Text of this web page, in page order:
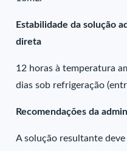
Estabilidade da solução
direta
12 horas à temperatura
dias sob refrigeração
Recomendações da
A solução resultante